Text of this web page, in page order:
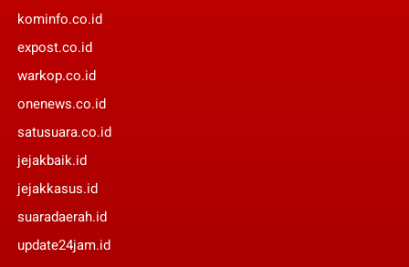
kominfo.co.id
expost.co.id
warkop.co.id
onenews.co.id
satusuara.co.id
jejakbaik.id
jejakkasus.id
suaradaerah.id
update24jam.id